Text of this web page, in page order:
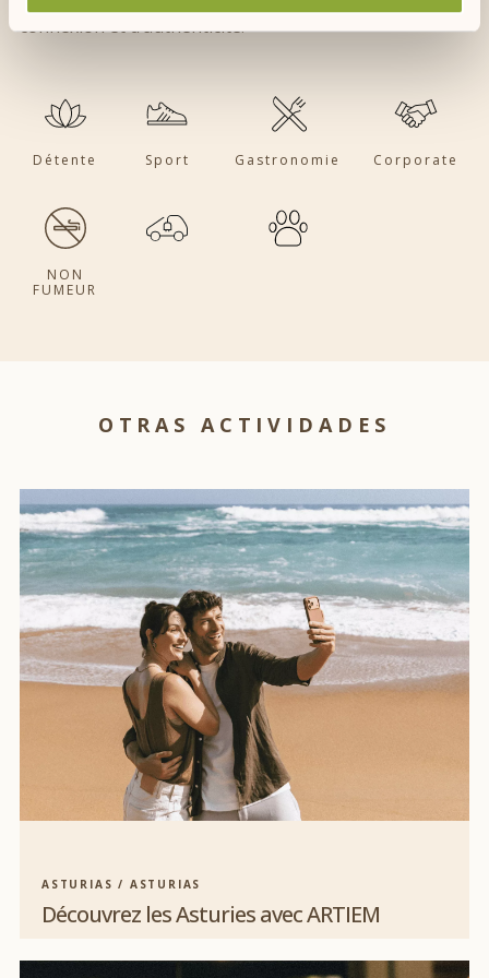
Vivez une expérience unique de bien-être, de
connexion et d’authenticité.
Détente Sport Gastronomie Corporate
NON
FUMEUR
OTRAS ACTIVIDADES
ASTURIAS / ASTURIAS
Découvrez les Asturies avec ARTIEM